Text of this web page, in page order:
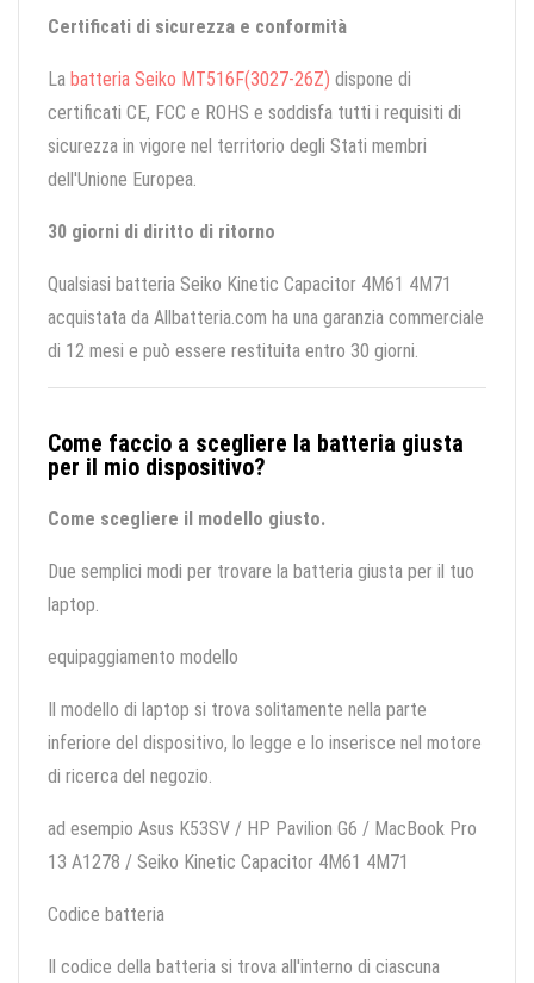
Certificati di sicurezza e conformità
La batteria Seiko MT516F(3027-26Z) dispone di
certificati CE, FCC e ROHS e soddisfa tutti i requisiti di
sicurezza in vigore nel territorio degli Stati membri
dell'Unione Europea.
30 giorni di diritto di ritorno
Qualsiasi batteria Seiko Kinetic Capacitor 4M61 4M71
acquistata da Allbatteria.com ha una garanzia commerciale
di 12 mesi e può essere restituita entro 30 giorni.
Come faccio a scegliere la batteria giusta
per il mio dispositivo?
Come scegliere il modello giusto.
Due semplici modi per trovare la batteria giusta per il tuo
laptop.
equipaggiamento modello
Il modello di laptop si trova solitamente nella parte
inferiore del dispositivo, lo legge e lo inserisce nel motore
di ricerca del negozio.
ad esempio Asus K53SV / HP Pavilion G6 / MacBook Pro
13 A1278 / Seiko Kinetic Capacitor 4M61 4M71
Codice batteria
Il codice della batteria si trova all'interno di ciascuna